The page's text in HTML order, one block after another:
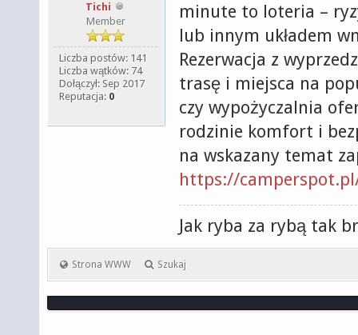
Tichi
Member
Liczba postów: 141
Liczba wątków: 74
Dołączył: Sep 2017
Reputacja: 0
minute to loteria –
lub innym układem
Rezerwacja z
trasę i miejsca na
czy wypożyczalnia
rodzinie komfort i
na wskazany temat
https://
Jak ryba za rybą tak
Strona WWW Szukaj